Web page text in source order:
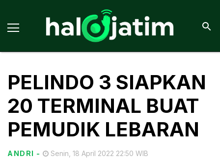
PELINDO 3 SIAPKAN
20 TERMINAL BUAT
PEMUDIK LEBARAN
ANDRI - Senin, 18 April 2022 22:50 WIB